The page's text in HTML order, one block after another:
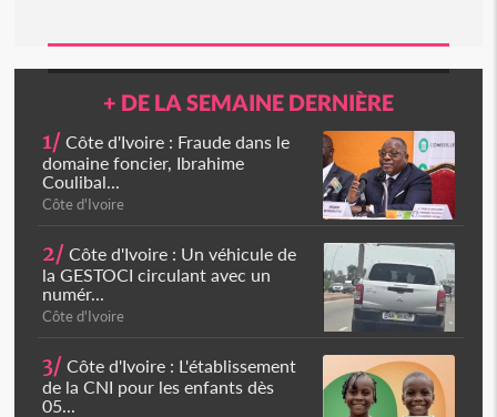
+ DE LA SEMAINE DERNIÈRE
1/ Côte d'Ivoire : Fraude dans le
domaine foncier, Ibrahime
Coulibal...
Côte d'Ivoire
2/ Côte d'Ivoire : Un véhicule de
la GESTOCI circulant avec un
numér...
Côte d'Ivoire
3/ Côte d'Ivoire : L'établissement
de la CNI pour les enfants dès
05...